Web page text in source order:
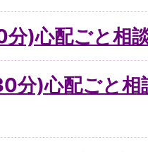
)心配ごと相
分)心配ごと